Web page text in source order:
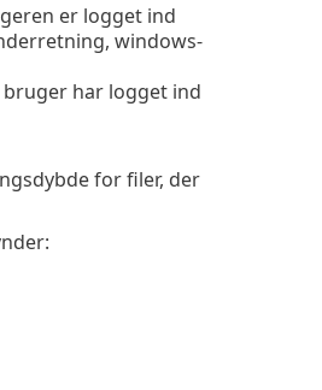
er logget ind
windows-
har logget ind
for filer, der